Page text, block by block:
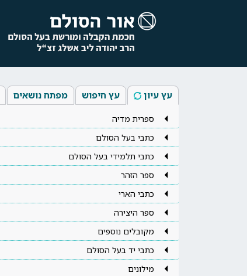
עץ עיון עץ חיפוש מפתח נושאים
ספרית מדיה
כתבי בעל הסולם
כתבי תלמידי בעל הסולם
ספר הזהר
כתבי הארי
ספר היצירה
מקובלים נוספים
כתבי יד בעל הסולם
מילונים